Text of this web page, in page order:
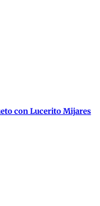
con Lucerito Mijares